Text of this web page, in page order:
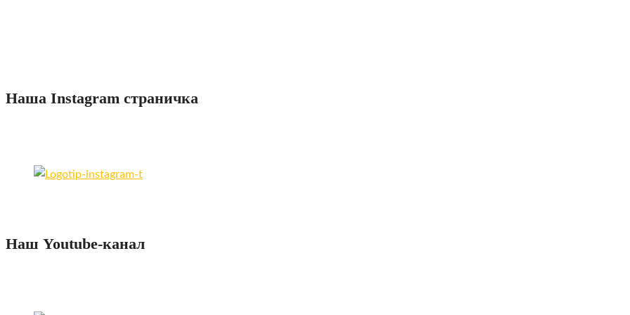
Наша Instagram страничка
Наш Youtube-канал